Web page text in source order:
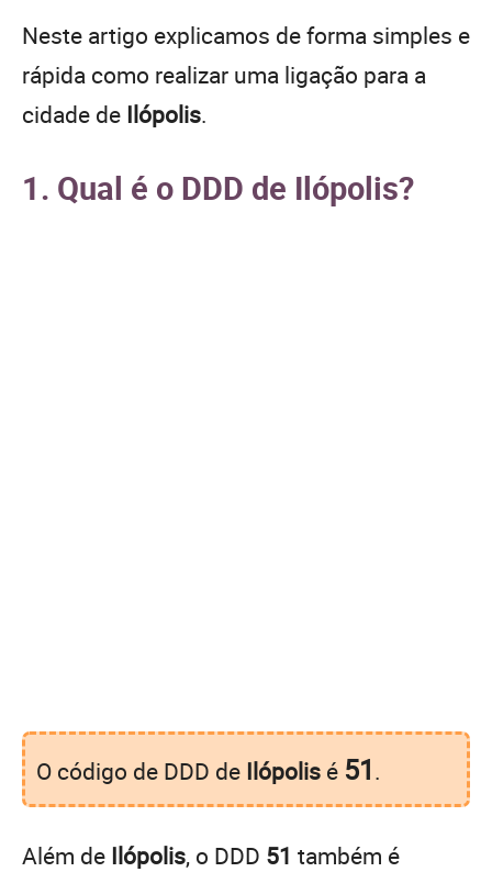
Neste artigo explicamos de forma simples e
rápida como realizar uma ligação para a
cidade de Ilópolis.
1. Qual é o DDD de Ilópolis?
O código de DDD de Ilópolis é 51.
Além de Ilópolis, o DDD 51 também é